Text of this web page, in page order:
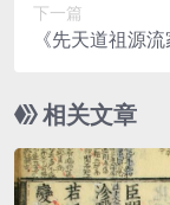
下一篇
《先天道祖源流
相关文章